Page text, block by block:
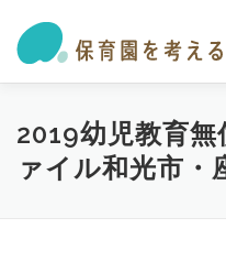
私たちの活動 保育園
2019幼児教育
ァイル和光市・